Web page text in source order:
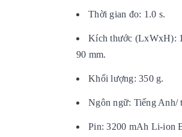
Thời gian đo: 1.0 s.
Kích thước (LxWxH):
90 mm.
Khối lượng: 350 g.
Ngôn ngữ: Tiếng Anh/
Pin: 3200 mAh Li-ion